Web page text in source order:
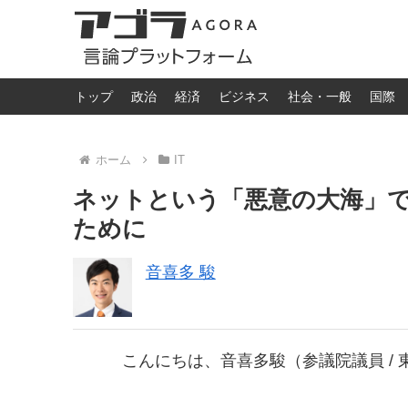
トップ 政治 経済 ビジネス 社会・一般 国際
ホーム IT
ネットという「悪意の大海」
ために
音喜多 駿
こんにちは、音喜多駿（参議院議員 /